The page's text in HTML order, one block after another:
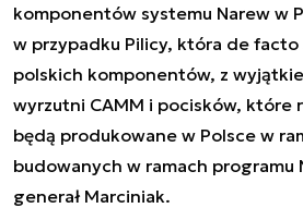
komponentów systemu Narew w
w przypadku Pilicy, która de facto
polskich komponentów, z
wyrzutni CAMM i pocisków, które
będą produkowane w Polsce w
budowanych w ramach programu
generał Marciniak.